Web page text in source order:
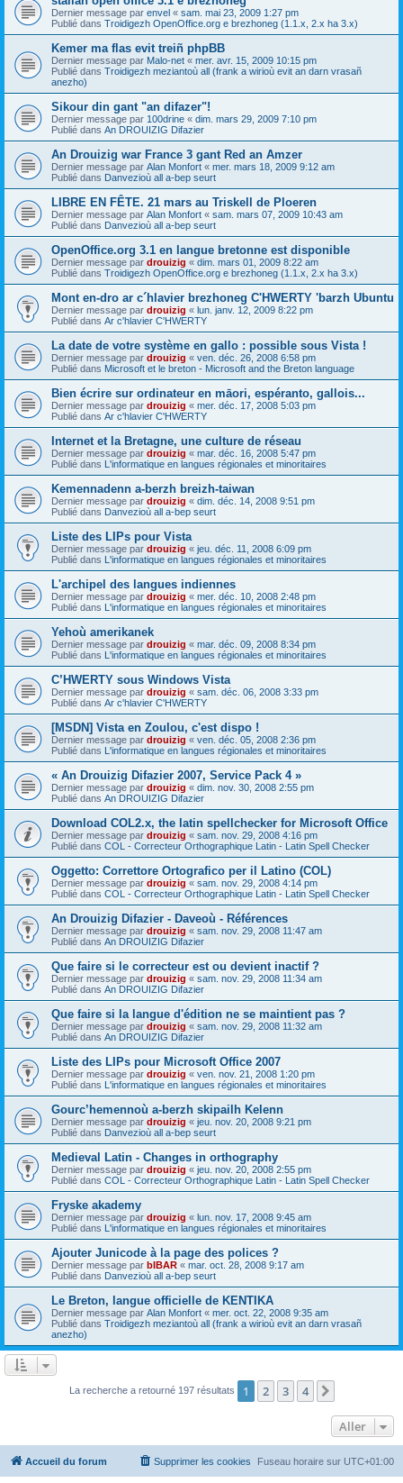
Dernier message par envel « sam. mai 23, 2009 1:27 pm
Publié dans Troidigezh OpenOffice.org e brezhoneg (1.1.x, 2.x ha 3.x)
Kemer ma flas evit treiñ phpBB
Dernier message par Malo-net « mer. avr. 15, 2009 10:15 pm
Publié dans Troidigezh meziantoù all (frank a wirioù evit an darn vrasañ
anezho)
Sikour din gant "an difazer"!
Dernier message par 100drine « dim. mars 29, 2009 7:10 pm
Publié dans An DROUIZIG Difazier
An Drouizig war France 3 gant Red an Amzer
Dernier message par Alan Monfort « mer. mars 18, 2009 9:12 am
Publié dans Danvezioù all a-bep seurt
LIBRE EN FÊTE. 21 mars au Triskell de Ploeren
Dernier message par Alan Monfort « sam. mars 07, 2009 10:43 am
Publié dans Danvezioù all a-bep seurt
OpenOffice.org 3.1 en langue bretonne est disponible
Dernier message par drouizig « dim. mars 01, 2009 8:22 am
Publié dans Troidigezh OpenOffice.org e brezhoneg (1.1.x, 2.x ha 3.x)
Mont en-dro ar c´hlavier brezhoneg C'HWERTY 'barzh Ubuntu
Dernier message par drouizig « lun. janv. 12, 2009 8:22 pm
Publié dans Ar c'hlavier C'HWERTY
La date de votre système en gallo : possible sous Vista !
Dernier message par drouizig « ven. déc. 26, 2008 6:58 pm
Publié dans Microsoft et le breton - Microsoft and the Breton language
Bien écrire sur ordinateur en māori, espéranto, gallois...
Dernier message par drouizig « mer. déc. 17, 2008 5:03 pm
Publié dans Ar c'hlavier C'HWERTY
Internet et la Bretagne, une culture de réseau
Dernier message par drouizig « mar. déc. 16, 2008 5:47 pm
Publié dans L'informatique en langues régionales et minoritaires
Kemennadenn a-berzh breizh-taiwan
Dernier message par drouizig « dim. déc. 14, 2008 9:51 pm
Publié dans Danvezioù all a-bep seurt
Liste des LIPs pour Vista
Dernier message par drouizig « jeu. déc. 11, 2008 6:09 pm
Publié dans L'informatique en langues régionales et minoritaires
L'archipel des langues indiennes
Dernier message par drouizig « mer. déc. 10, 2008 2:48 pm
Publié dans L'informatique en langues régionales et minoritaires
Yehoù amerikanek
Dernier message par drouizig « mar. déc. 09, 2008 8:34 pm
Publié dans L'informatique en langues régionales et minoritaires
C’HWERTY sous Windows Vista
Dernier message par drouizig « sam. déc. 06, 2008 3:33 pm
Publié dans Ar c'hlavier C'HWERTY
[MSDN] Vista en Zoulou, c'est dispo !
Dernier message par drouizig « ven. déc. 05, 2008 2:36 pm
Publié dans L'informatique en langues régionales et minoritaires
« An Drouizig Difazier 2007, Service Pack 4 »
Dernier message par drouizig « dim. nov. 30, 2008 2:55 pm
Publié dans An DROUIZIG Difazier
Download COL2.x, the latin spellchecker for Microsoft Office
Dernier message par drouizig « sam. nov. 29, 2008 4:16 pm
Publié dans COL - Correcteur Orthographique Latin - Latin Spell Checker
Oggetto: Correttore Ortografico per il Latino (COL)
Dernier message par drouizig « sam. nov. 29, 2008 4:14 pm
Publié dans COL - Correcteur Orthographique Latin - Latin Spell Checker
An Drouizig Difazier - Daveoù - Références
Dernier message par drouizig « sam. nov. 29, 2008 11:47 am
Publié dans An DROUIZIG Difazier
Que faire si le correcteur est ou devient inactif ?
Dernier message par drouizig « sam. nov. 29, 2008 11:34 am
Publié dans An DROUIZIG Difazier
Que faire si la langue d'édition ne se maintient pas ?
Dernier message par drouizig « sam. nov. 29, 2008 11:32 am
Publié dans An DROUIZIG Difazier
Liste des LIPs pour Microsoft Office 2007
Dernier message par drouizig « ven. nov. 21, 2008 1:20 pm
Publié dans L'informatique en langues régionales et minoritaires
Gourc’hemennoù a-berzh skipailh Kelenn
Dernier message par drouizig « jeu. nov. 20, 2008 9:21 pm
Publié dans Danvezioù all a-bep seurt
Medieval Latin - Changes in orthography
Dernier message par drouizig « jeu. nov. 20, 2008 2:55 pm
Publié dans COL - Correcteur Orthographique Latin - Latin Spell Checker
Fryske akademy
Dernier message par drouizig « lun. nov. 17, 2008 9:45 am
Publié dans L'informatique en langues régionales et minoritaires
Ajouter Junicode à la page des polices ?
Dernier message par bIBAR « mar. oct. 28, 2008 9:17 am
Publié dans Danvezioù all a-bep seurt
Le Breton, langue officielle de KENTIKA
Dernier message par Alan Monfort « mer. oct. 22, 2008 9:35 am
Publié dans Troidigezh meziantoù all (frank a wirioù evit an darn vrasañ
anezho)
La recherche a retourné 197 résultats 1 2 3 4
Aller
Accueil du forum Fuseau horaire sur UTC+01:00
Supprimer les cookies